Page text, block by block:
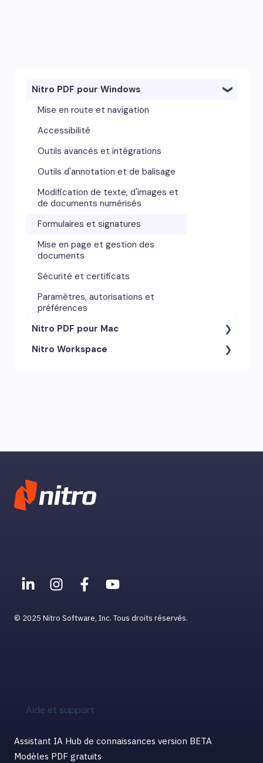
Nitro PDF pour Windows
Mise en route et navigation
Accessibilité
Outils avancés et intégrations
Outils d'annotation et de balisage
Modification de texte, d'images et
de documents numérisés
Formulaires et signatures
Mise en page et gestion des
documents
Sécurité et certificats
Paramètres, autorisations et
préférences
Nitro PDF pour Mac
Outils d'annotation et
Nitro Workspace
Aide et support
Assistant IA Hub de connaissances version BETA
Modèles PDF gratuits
© 2025 Nitro Software, Inc. Tous droits réservés.